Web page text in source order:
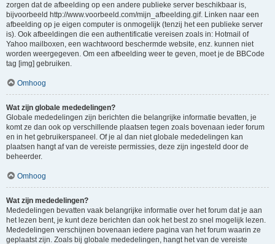
zorgen dat de afbeelding op een andere publieke server beschikbaar is,
bijvoorbeeld http://www.voorbeeld.com/mijn_afbeelding.gif. Linken naar een
afbeelding op je eigen computer is onmogelijk (tenzij het een publieke server
is). Ook afbeeldingen die een authentificatie vereisen zoals in: Hotmail of
Yahoo mailboxen, een wachtwoord beschermde website, enz. kunnen niet
worden weergegeven. Om een afbeelding weer te geven, moet je de BBCode
tag [img] gebruiken.
Omhoog
Wat zijn globale mededelingen?
Globale mededelingen zijn berichten die belangrijke informatie bevatten, je
komt ze dan ook op verschillende plaatsen tegen zoals bovenaan ieder forum
en in het gebruikerspaneel. Of je al dan niet globale mededelingen kan
plaatsen hangt af van de vereiste permissies, deze zijn ingesteld door de
beheerder.
Omhoog
Wat zijn mededelingen?
Mededelingen bevatten vaak belangrijke informatie over het forum dat je aan
het lezen bent, je kunt deze berichten dan ook het best zo snel mogelijk lezen.
Mededelingen verschijnen bovenaan iedere pagina van het forum waarin ze
geplaatst zijn. Zoals bij globale mededelingen, hangt het van de vereiste